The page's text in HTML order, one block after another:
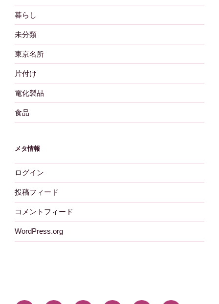
暮らし
未分類
東京名所
片付け
電化製品
食品
メタ情報
ログイン
投稿フィード
コメントフィード
WordPress.org